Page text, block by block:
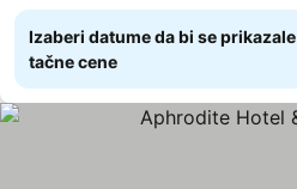
Izaberi datume da bi se prikazale
tačne cene